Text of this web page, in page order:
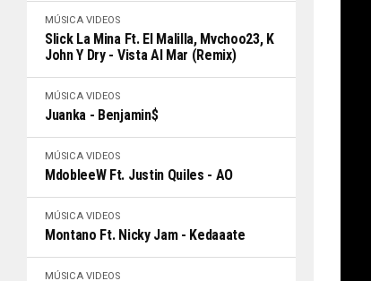
MÚSICA VIDEOS
Slick La Mina Ft. El Malilla, Mvchoo23, K
John Y Dry - Vista Al Mar (Remix)
MÚSICA VIDEOS
Juanka - Benjamin$
MÚSICA VIDEOS
MdobleeW Ft. Justin Quiles - AO
MÚSICA VIDEOS
Montano Ft. Nicky Jam - Kedaaate
MÚSICA VIDEOS